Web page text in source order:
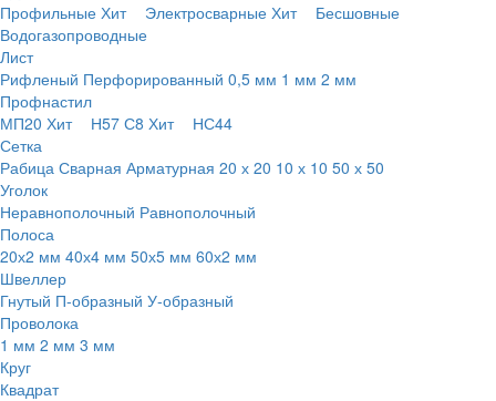
Профильные Хит Электросварные Хит
Бесшовные
Водогазопроводные
Лист
Рифленый Перфорированный 0,5 мм 1 мм 2 мм
Профнастил
МП20 Хит Н57 С8 Хит
НС44
Сетка
Рабица Сварная Арматурная 20 х 20 10 х 10 50 х 50
Уголок
Неравнополочный Равнополочный
Полоса
20х2 мм 40х4 мм 50х5 мм 60х2 мм
Швеллер
Гнутый П-образный У-образный
Проволока
1 мм 2 мм 3 мм
Круг
Квадрат